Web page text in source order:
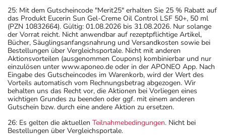
25: Mit dem Gutscheincode "Merit25" erhalten Sie 25 % Rabatt auf
das Produkt Eucerin Sun Gel-Creme Oil Control LSF 50+, 50 ml
(PZN 10832664). Gültig: 01.08.2026 bis 31.08.2026. Nur solange
der Vorrat reicht. Nicht anwendbar auf rezeptpflichtige Artikel,
Bücher, Säuglingsanfangsnahrung und Versandkosten sowie bei
Bestellungen über Vergleichsportale. Nicht mit anderen
Aktionsvorteilen (ausgenommen Coupons) kombinierbar und nur
einzulösen unter www.aponeo.de oder in der APONEO App. Nach
Eingabe des Gutscheincodes im Warenkorb, wird der Wert des
Vorteils automatisch vom Rechnungsbetrag abgezogen. Wir
behalten uns das Recht vor, die Aktionen bei Vorliegen eines
wichtigen Grundes zu beenden oder ggf. mit einem anderen
Gutschein bzw. durch eine andere Aktion zu ersetzen.
26: Es gelten die aktuellen Teilnahmebedingungen. Nicht bei
Bestellungen über Vergleichsportale.